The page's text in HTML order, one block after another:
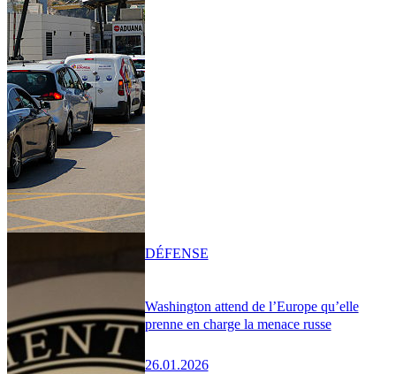
Washington attend de l’Europe qu’elle
prenne en charge la menace russe
26.01.2026
DÉFENSE